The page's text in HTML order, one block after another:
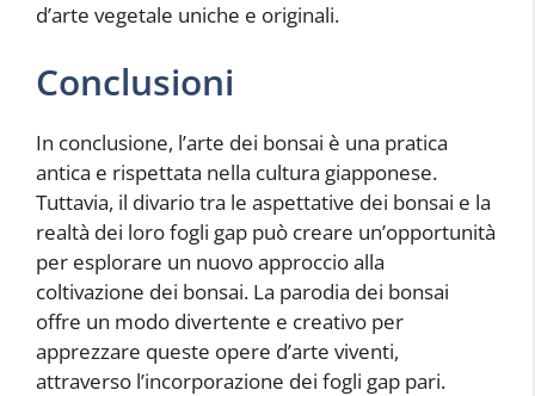
d’arte vegetale uniche e originali.
Conclusioni
In conclusione, l’arte dei bonsai è una pratica
antica e rispettata nella cultura giapponese.
Tuttavia, il divario tra le aspettative dei bonsai e la
realtà dei loro fogli gap può creare un’opportunità
per esplorare un nuovo approccio alla
coltivazione dei bonsai. La parodia dei bonsai
offre un modo divertente e creativo per
apprezzare queste opere d’arte viventi,
attraverso l’incorporazione dei fogli gap pari.